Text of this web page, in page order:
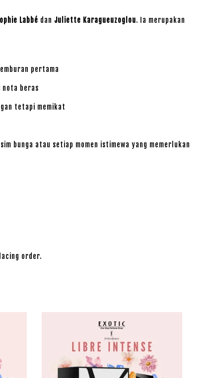
Labbé dan Juliette Karagueuzoglou. Ia merupakan
pertama
nota beras
tetapi memikat
bunga atau setiap momen istimewa yang memerlukan
order.